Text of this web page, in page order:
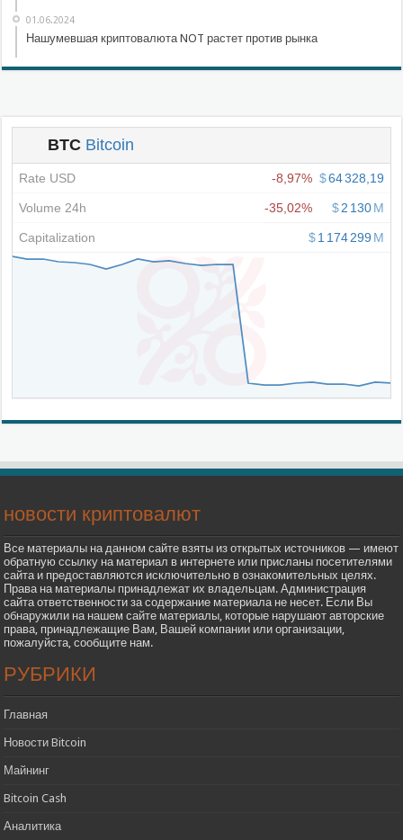
01.06.2024
Нашумевшая криптовалюта NOT растет против рынка
новости криптовалют
Все материалы на данном сайте взяты из открытых источников — имеют
обратную ссылку на материал в интернете или присланы посетителями
сайта и предоставляются исключительно в ознакомительных целях.
Права на материалы принадлежат их владельцам. Администрация
сайта ответственности за содержание материала не несет. Если Вы
обнаружили на нашем сайте материалы, которые нарушают авторские
права, принадлежащие Вам, Вашей компании или организации,
пожалуйста, сообщите нам.
РУБРИКИ
Главная
Новости Bitcoin
Майнинг
Bitcoin Cash
Аналитика